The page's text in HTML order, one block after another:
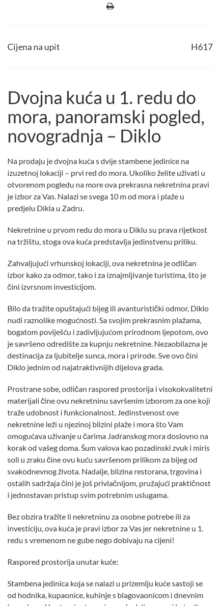
Cijena na upit H617
Dvojna kuća u 1. redu do
mora, panoramski pogled,
novogradnja – Diklo
Na prodaju je dvojna kuća s dvije stambene jedinice na
izuzetnoj lokaciji – prvi red do mora. Ukoliko želite uživati u
otvorenom pogledu na more ova prekrasna nekretnina pravi
je izbor za Vas. Nalazi se svega 10 m od mora i plaže u
predjelu Dikla u Zadru.
Nekretnine u prvom redu do mora u Diklu su prava rijetkost
na tržištu, stoga ova kuća predstavlja jedinstvenu priliku.
Zahvaljujući vrhunskoj lokaciji, ova nekretnina je odličan
izbor kako za odmor, tako i za iznajmljivanje turistima, što je
čini izvrsnom investicijom.
Bilo da tražite opuštajući bijeg ili avanturistički odmor, Diklo
nudi raznolike mogućnosti. Sa svojim prekrasnim plažama,
bogatom poviješću i zadivljujućom prirodnom ljepotom, ovo
je savršeno odredište za kupnju nekretnine. Nezaobilazna je
destinacija za ljubitelje sunca, mora i prirode. Sve ovo čini
Diklo jednim od najatraktivnijih dijelova grada.
Prostrane sobe, odličan raspored prostorija i visokokvalitetni
materijali čine ovu nekretninu savršenim izborom za one koji
traže udobnost i funkcionalnost. Jedinstvenost ove
nekretnine leži u njezinoj blizini plaže i mora što Vam
omogućava uživanje u čarima Jadranskog mora doslovno na
korak od vašeg doma. Šum valova kao pozadinski zvuk i miris
soli u zraku čine ovu kuću savršenom prilikom za bijeg od
svakodnevnog života. Nadalje, blizina restorana, trgovina i
ostalih sadržaja čini je još privlačnijom, pružajući praktičnost
i jednostavan pristup svim potrebnim uslugama.
Bez obzira tražite li nekretninu za osobne potrebe ili za
investiciju, ova kuća je pravi izbor za Vas jer nekretnine u 1.
redu s vremenom ne gube nego dobivaju na cijeni!
Raspored prostorija unutar kuće:
Stambena jedinica koja se nalazi u prizemlju kuće sastoji se
od hodnika, kupaonice, kuhinje s blagovaonicom i dnevnim